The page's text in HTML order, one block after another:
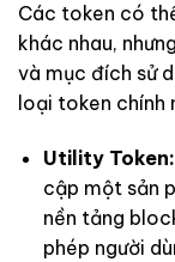
Các token có
khác nhau,
và mục đích sử
loại token chính
Utility Token:
cập một sản
nền tảng
phép người